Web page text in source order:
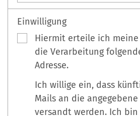
Einwilligung
Hiermit erteile ich
die Verarbeitung
Adresse.
Ich willige ein, dass
Mails an die angegebene
versandt werden. Ich